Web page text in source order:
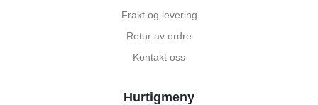
Frakt og levering
Retur av ordre
Kontakt oss
Hurtigmeny